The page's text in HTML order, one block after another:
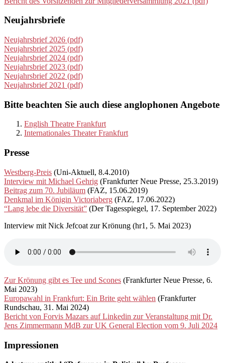
Neujahrsbriefe
Neujahrsbrief 2026 (pdf)
Neujahrsbrief 2025 (pdf)
Neujahrsbrief 2024 (pdf)
Neujahrsbrief 2023 (pdf)
Neujahrsbrief 2022 (pdf)
Neujahrsbrief 2021 (pdf)
Bitte beachten Sie auch diese anglophonen Angebote
English Theatre Frankfurt
Internationales Theater Frankfurt
Presse
Westberg-Preis (Uni-Aktuell, 8.4.2010)
Interview mit Michael Gehrig (Frankfurter Neue Presse, 25.3.2019)
Beitrag zum 70. Jubiläum (FAZ, 15.06.2019)
Denkmal im Königin Victoriaberg (FAZ, 17.06.2022)
“Lang lebe die Diversität” (Der Tagesspiegel, 17. September 2022)
Interview mit Nick Jefcoat zur Krönung (hr1, 5. Mai 2023)
Zur Krönung gibt es Tee und Scones (Frankfurter Neue Presse, 6.
Mai 2023)
Europawahl in Frankfurt: Ein Brite geht wählen (Frankfurter
Rundschau, 31. Mai 2024)
Bericht von Forvis Mazars auf Linkedin zur Veranstaltung mit Dr.
Jens Zimmermann MdB zur UK General Election vom 9. Juli 2024
Impressionen